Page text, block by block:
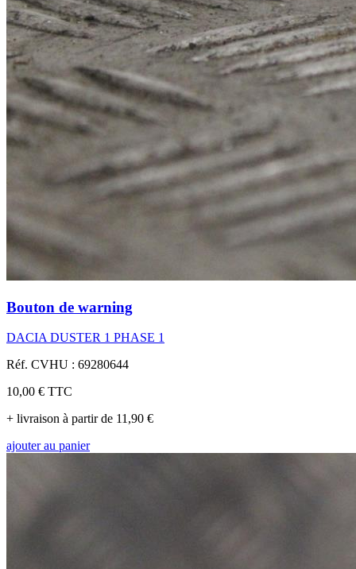
Bouton de warning
DACIA DUSTER 1 PHASE 1
Réf. CVHU : 69280644
10,00 € TTC
+ livraison à partir de 11,90 €
ajouter au panier